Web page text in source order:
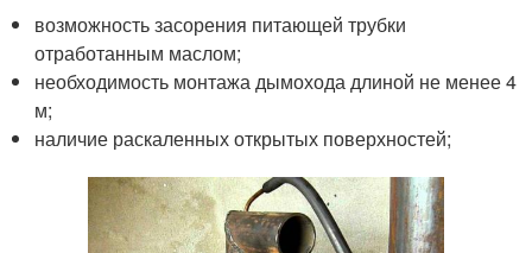
возможность засорения питающей трубки
отработанным маслом;
необходимость монтажа дымохода длиной не менее 4
м;
наличие раскаленных открытых поверхностей;